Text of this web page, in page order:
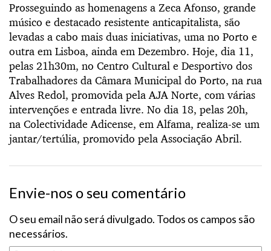
Prosseguindo as homenagens a Zeca Afonso, grande
músico e destacado resistente anticapitalista, são
levadas a cabo mais duas iniciativas, uma no Porto e
outra em Lisboa, ainda em Dezembro. Hoje, dia 11,
pelas 21h30m, no Centro Cultural e Desportivo dos
Trabalhadores da Câmara Municipal do Porto, na rua
Alves Redol, promovida pela AJA Norte, com várias
intervenções e entrada livre. No dia 18, pelas 20h,
na Colectividade Adicense, em Alfama, realiza-se um
jantar/tertúlia, promovido pela Associação Abril.
Envie-nos o seu comentário
O seu email não será divulgado. Todos os campos são
necessários.